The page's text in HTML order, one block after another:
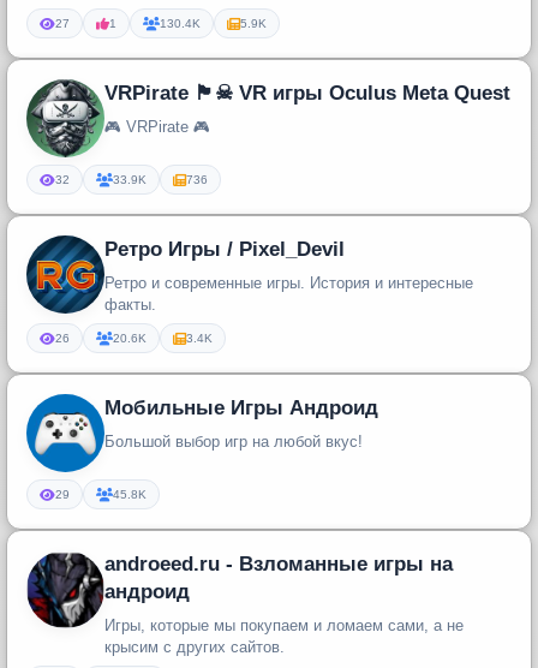
сотрудничество - @oymangoddamn Реклама...
27 1 130.4K 5.9K
VRPirate 🏴‍☠ VR игры Oculus Meta Quest
🎮 VRPirate 🎮
32 33.9K 736
Ретро Игры / Pixel_Devil
Ретро и современные игры. История и интересные
факты.
26 20.6K 3.4K
Мобильные Игры Андроид
Большой выбор игр на любой вкус!
29 45.8K
androeed.ru - Взломанные игры на
андроид
Игры, которые мы покупаем и ломаем сами, а не
крысим с других сайтов.